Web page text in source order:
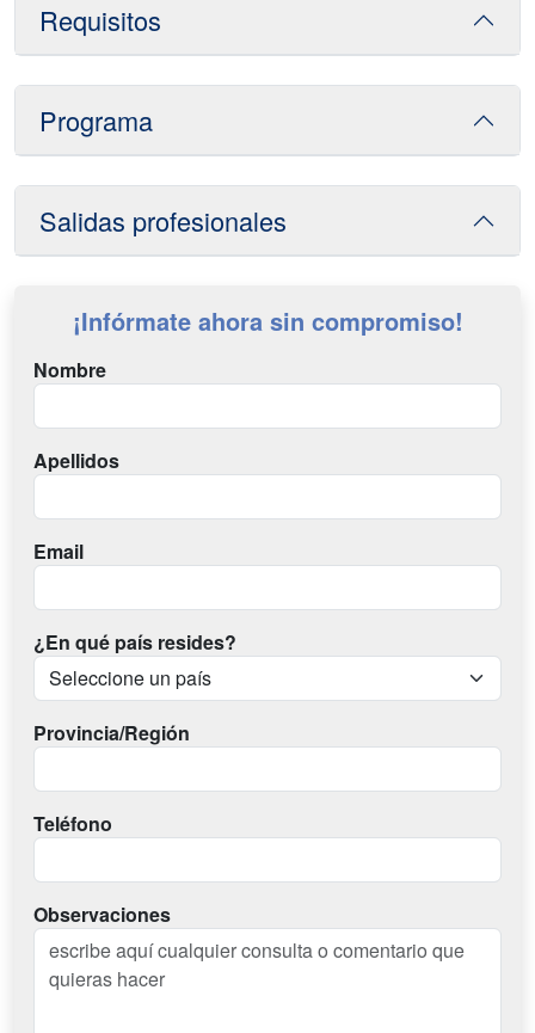
Requisitos
Programa
Salidas profesionales
¡Infórmate ahora sin compromiso!
Nombre
Apellidos
Email
¿En qué país resides?
Provincia/Región
Teléfono
Observaciones